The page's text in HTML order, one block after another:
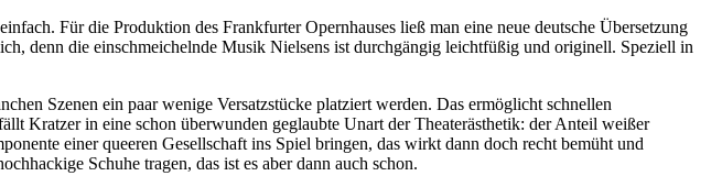
Für die Produktion des Frankfurter Opernhauses ließ man eine neue deutsche Übersetzung
denn die einschmeichelnde Musik Nielsens ist durchgängig leichtfüßig und originell. Speziell in
Szenen ein paar wenige Versatzstücke platziert werden. Das ermöglicht schnellen
Kratzer in eine schon überwunden geglaubte Unart der Theaterästhetik: der Anteil weißer
einer queeren Gesellschaft ins Spiel bringen, das wirkt dann doch recht bemüht und
Schuhe tragen, das ist es aber dann auch schon.